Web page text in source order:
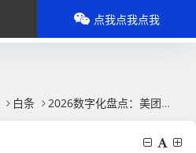
白条 2026数字化盘点：美团月付3大“现金化”实操路径，90%用户不知道的合规玩法
点我点我点我